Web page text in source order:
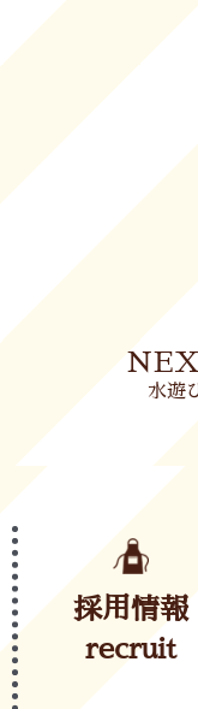
水遊
採用情報
recruit